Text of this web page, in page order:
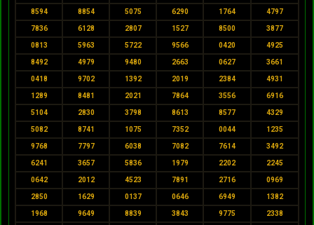
8594 8854 5075 6290 1764 4797
7836 6128 2807 1527 8500 3877
0813 5963 5722 9566 0420 4925
8492 4979 9480 2663 0627 3661
0418 9702 1392 2019 2384 4931
1289 8481 2021 7864 3556 6916
5104 2830 3798 8613 8577 4329
5082 8741 1075 7352 0044 1235
9768 7797 6038 7082 7614 3492
6241 3657 5836 1979 2202 2245
0642 2012 4523 7891 2716 0969
2850 1629 0137 0646 6949 1382
1968 9649 8839 3843 9775 2338